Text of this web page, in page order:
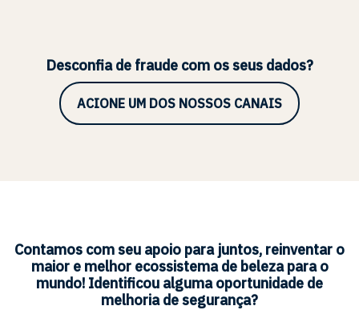
Desconfia de fraude com os seus dados?
ACIONE UM DOS NOSSOS CANAIS
Contamos com seu apoio para juntos, reinventar o
maior e melhor ecossistema de beleza para o
mundo! Identificou alguma oportunidade de
melhoria de segurança?